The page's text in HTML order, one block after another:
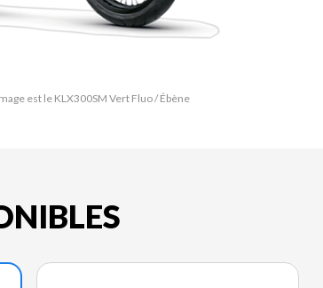
est le KLX300SM Vert Fluo / Ébène